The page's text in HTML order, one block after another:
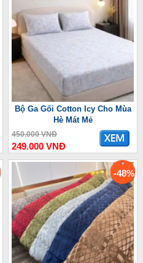
Bộ Ga Gối Cotton Icy Cho Mùa
Hè Mát Mẻ
450.000 VNĐ
249.000 VNĐ
-48%